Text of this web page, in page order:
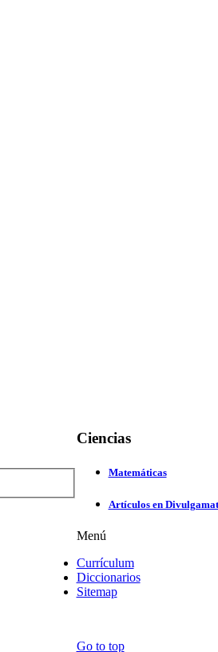
Ciencias
Matemáticas
Artículos en Divulgamat
Menú
Currículum
Diccionarios
Sitemap
Go to top